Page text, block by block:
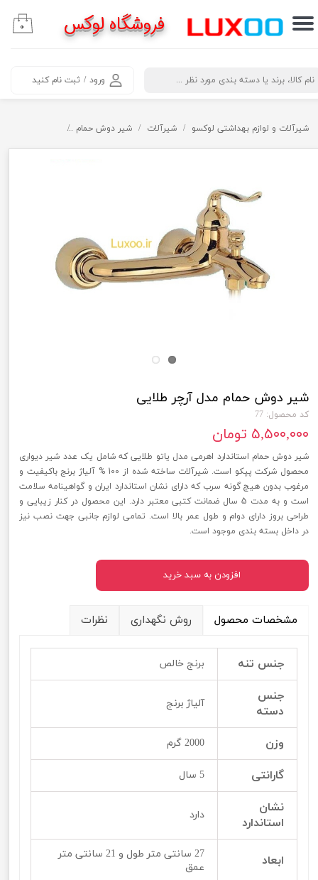
​جستجو ورود / ثبت نام کنید
حساب کاربری من
خروج از حساب کاربری
۰ فروشگاه لوکس
شیرآلات و لوازم بهداشتی لوکسو شیرآلات شیر دوش حمام
شیر دوش حمام مدل آرچر طلایی
کد محصول: 77
۵,۵۰۰,۰۰۰ تومان
شیر دوش حمام استاندارد اهرمی مدل یاتو طلایی که شامل یک عدد شیر دیواری
محصول شرکت پپکو است. شیرآلات ساخته شده از 100 % آلیاژ برنج باکیفیت و
مرغوب بدون هیچ گونه سرب که دارای نشان استاندارد ایران و گواهینامه سلامت
است و به مدت 5 سال ضمانت کتبی معتبر دارد. این محصول در کنار زیبایی و
طراحی بروز دارای دوام و طول عمر بالا است. تمامی لوازم جانبی جهت نصب نیز
در داخل بسته بندی موجود است.
افزودن به سبد خرید
مشخصات محصول روش نگهداری نظرات
جنس تنه برنج خالص
جنس
دسته
آلیاژ برنج
وزن 2000 گرم
گارانتی 5 سال
نشان
استاندارد
دارد
ابعاد
27 سانتی متر طول و 21 سانتی متر
عمق